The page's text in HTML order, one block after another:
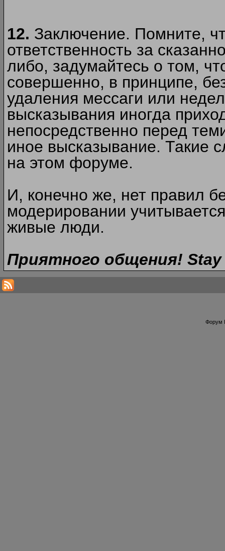
12. Заключение. Помните,
ответственность за
либо, задумайтесь о том,
совершенно, в принципе,
удаления мессаги или
высказывания иногда
непосредственно перед
иное высказывание. Такие
на этом форуме.
И, конечно же, нет правил
модерировании
живые люди.
Приятного общения! Stay
Форум